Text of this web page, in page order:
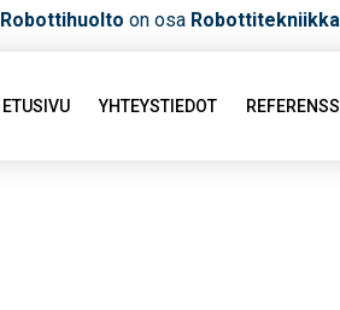
Robottihuolto on osa
ETUSIVU YHTEYSTIEDOT